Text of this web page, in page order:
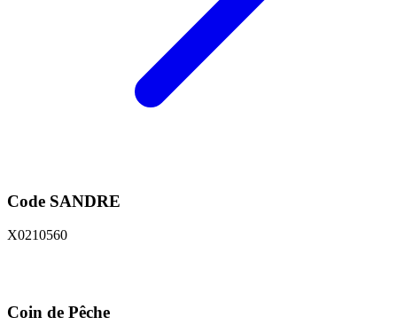
Code SANDRE
X0210560
Coin de Pêche